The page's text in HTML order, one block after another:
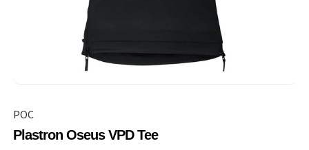
POC
Plastron Oseus VPD Tee